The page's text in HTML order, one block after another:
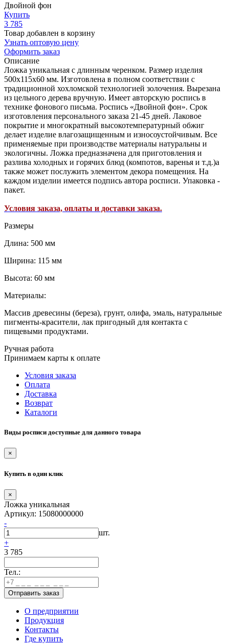
Двойной фон
Купить
3 785
Товар добавлен в корзину
Узнать оптовую цену
Оформить заказ
Описание
Ложка уникальная с длинным черенком. Размер изделия
500x115x60 мм. Изготовлена в полном соответствии с
традиционной хохломской технологией золочения. Вырезана
из цельного дерева вручную. Имеет авторскую роспись в
технике фонового письма. Роспись «Двойной фон». Срок
изготовления персонального заказа 21-45 дней. Лаковое
покрытие и многократный высокотемпературный обжиг
делает изделие влагозащищенным и износоустойчивым. Все
применяемые при производстве материалы натуральны и
экологичны. Ложка предназначена для приготовления и
разлива холодных и горячих блюд (компотов, варенья и т.д.)а
также может послужить элементом декора помещения. На
каждом изделии имеется подпись автора росписи. Упаковка -
пакет.
Условия заказа, оплаты и доставки заказа.
Размеры
Длина: 500 мм
Ширина: 115 мм
Высота: 60 мм
Материалы:
Массив древесины (береза), грунт, олифа, эмаль, натуральные
пигменты-красители, лак пригодный для контакта с
пищевыми продуктами.
Ручная работа
Принимаем карты к оплате
Условия заказа
Оплата
Доставка
Возврат
Каталоги
Виды росписи доступные для данного товара
×
Купить в один клик
×
Ложка уникальная
Артикул: 15080000000
-
шт.
+
3 785
Тел.:
О предприятии
Продукция
Контакты
Где купить